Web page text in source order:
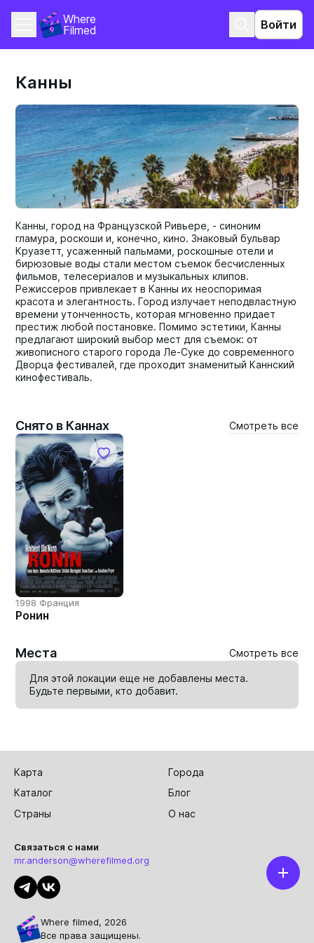
Where
Filmed
Войти
Канны
Канны, город на Французской Ривьере, - синоним
гламура, роскоши и, конечно, кино. Знаковый бульвар
Круазетт, усаженный пальмами, роскошные отели и
бирюзовые воды стали местом съемок бесчисленных
фильмов, телесериалов и музыкальных клипов.
Режиссеров привлекает в Канны их неоспоримая
красота и элегантность. Город излучает неподвластную
времени утонченность, которая мгновенно придает
престиж любой постановке. Помимо эстетики, Канны
предлагают широкий выбор мест для съемок: от
живописного старого города Ле-Суке до современного
Дворца фестивалей, где проходит знаменитый Каннский
кинофестиваль.
Снято в Каннах Смотреть все
1998 Франция
Ронин
Места Смотреть все
Для этой локации еще не добавлены места.
Будьте первыми, кто добавит.
Карта
Города
Каталог
Блог
Страны
О нас
Связаться с нами
mr.anderson@wherefilmed.org
Where filmed, 2026
Все права защищены.